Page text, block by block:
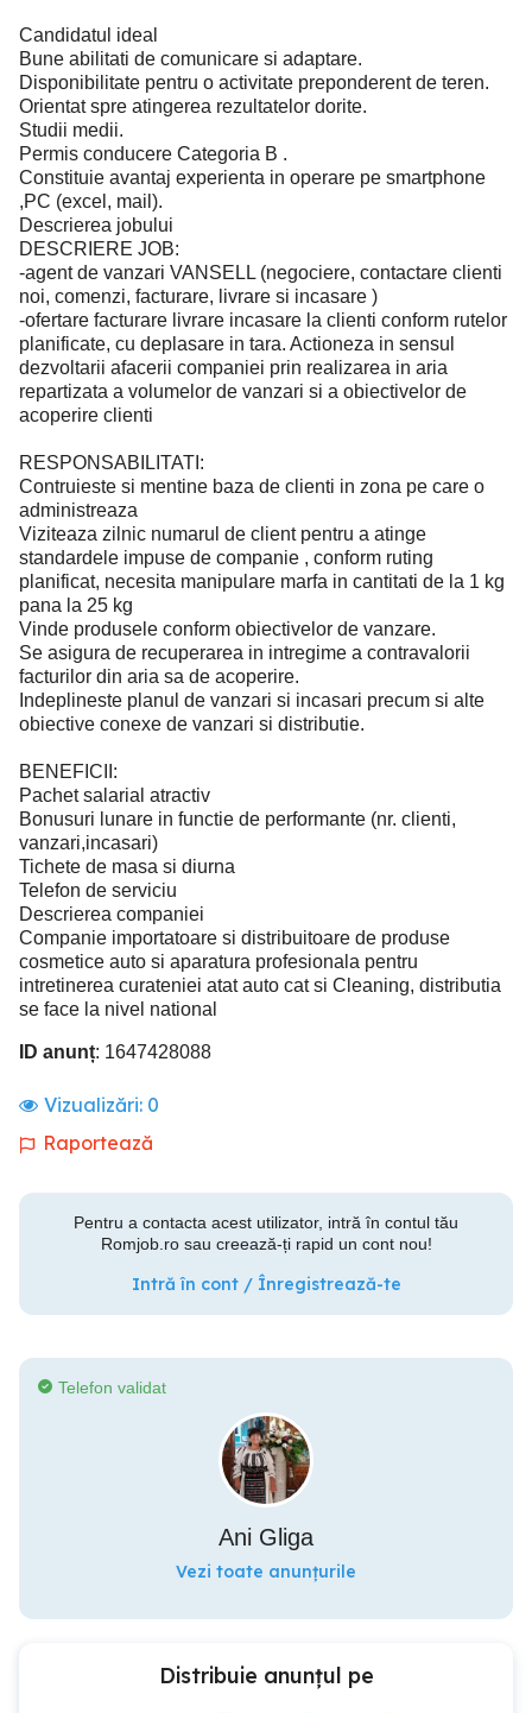
Candidatul ideal
Bune abilitati de comunicare si adaptare.
Disponibilitate pentru o activitate preponderent de teren.
Orientat spre atingerea rezultatelor dorite.
Studii medii.
Permis conducere Categoria B .
Constituie avantaj experienta in operare pe smartphone
,PC (excel, mail).
Descrierea jobului
DESCRIERE JOB:
-agent de vanzari VANSELL (negociere, contactare clienti
noi, comenzi, facturare, livrare si incasare )
-ofertare facturare livrare incasare la clienti conform rutelor
planificate, cu deplasare in tara. Actioneza in sensul
dezvoltarii afacerii companiei prin realizarea in aria
repartizata a volumelor de vanzari si a obiectivelor de
acoperire clienti
RESPONSABILITATI:
Contruieste si mentine baza de clienti in zona pe care o
administreaza
Viziteaza zilnic numarul de client pentru a atinge
standardele impuse de companie , conform ruting
planificat, necesita manipulare marfa in cantitati de la 1 kg
pana la 25 kg
Vinde produsele conform obiectivelor de vanzare.
Se asigura de recuperarea in intregime a contravalorii
facturilor din aria sa de acoperire.
Indeplineste planul de vanzari si incasari precum si alte
obiective conexe de vanzari si distributie.
BENEFICII:
Pachet salarial atractiv
Bonusuri lunare in functie de performante (nr. clienti,
vanzari,incasari)
Tichete de masa si diurna
Telefon de serviciu
Descrierea companiei
Companie importatoare si distribuitoare de produse
cosmetice auto si aparatura profesionala pentru
intretinerea curateniei atat auto cat si Cleaning, distributia
se face la nivel national
ID anunț: 1647428088
Vizualizări: 0
Raportează
Pentru a contacta acest utilizator, intră în contul tău
Romjob.ro sau creează-ți rapid un cont nou!
Intră în cont / Înregistrează-te
Telefon validat
Ani Gliga
Vezi toate anunțurile
Distribuie anunțul pe